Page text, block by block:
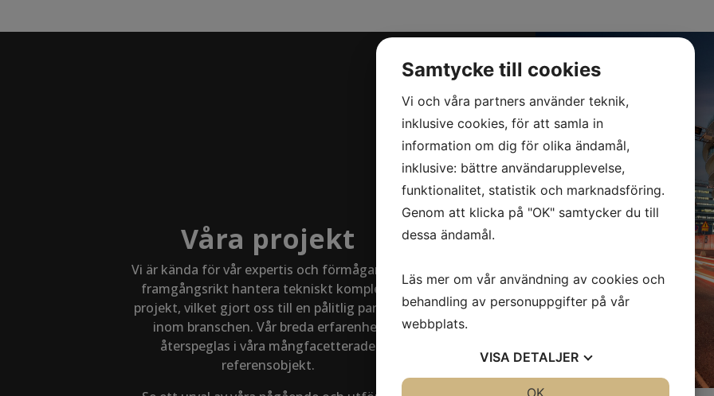
Våra projekt
Vi är kända för vår expertis och förmågan att
framgångsrikt hantera tekniskt komplexa
projekt, vilket gjort oss till en pålitlig partner
inom branschen. Vår breda erfarenhet
återspeglas i våra mångfacetterade
referensobjekt.
Samtycke till cookies
Vi och våra partners använder teknik,
inklusive cookies, för att samla in
information om dig för olika ändamål,
inklusive: bättre användarupplevelse,
funktionalitet, statistik och marknadsföring.
Genom att klicka på "OK" samtycker du till
dessa ändamål.
Läs mer om vår användning av cookies och
behandling av personuppgifter på vår
webbplats.
VISA DETALJER
OK